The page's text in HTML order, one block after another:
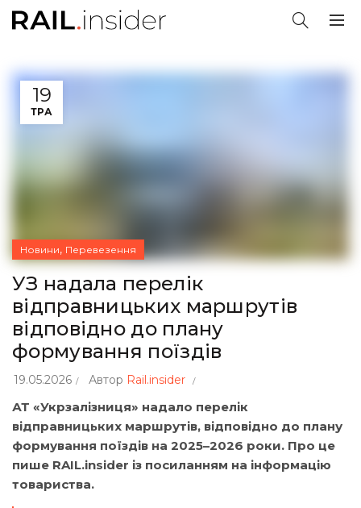
19
ТРА
Новини, Перевезення
УЗ надала перелік
відправницьких маршрутів
відповідно до плану
формування поїздів
19.05.2026 Автор Rail.insider
АТ «Укрзалізниця» надало перелік
відправницьких маршрутів, відповідно до плану
формування поїздів на 2025–2026 роки. Про це
пише RAIL.insider із посиланням на інформацію
товариства.